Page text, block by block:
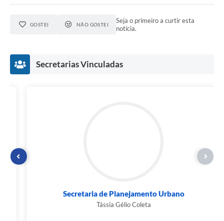
GOSTEI NÃO GOSTEI
Seja o primeiro a curtir esta
notícia.
Secretarias Vinculadas
Secretaria de Planejamento Urbano
Tássia Gélio Coleta